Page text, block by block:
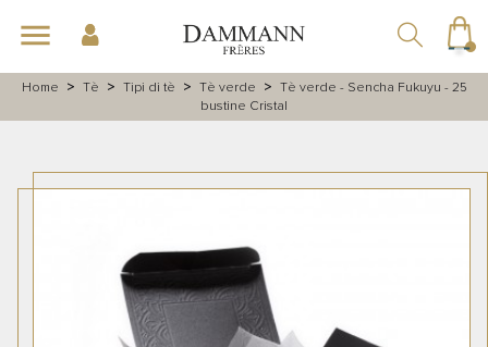
navigazione
Toggle
menu
☰
Home Tè Tipi di tè Tè verde
Tè verde - Sencha Fukuyu - 25
bustine Cristal